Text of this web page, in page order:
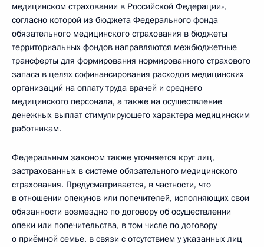
медицинском страховании в Российской Федерации»,
согласно которой из бюджета Федерального фонда
обязательного медицинского страхования в бюджеты
территориальных фондов направляются межбюджетные
трансферты для формирования нормированного страхового
запаса в целях софинансирования расходов медицинских
организаций на оплату труда врачей и среднего
медицинского персонала, а также на осуществление
денежных выплат стимулирующего характера медицинским
работникам.
Федеральным законом также уточняется круг лиц,
застрахованных в системе обязательного медицинского
страхования. Предусматривается, в частности, что
в отношении опекунов или попечителей, исполняющих свои
обязанности возмездно по договору об осуществлении
опеки или попечительства, в том числе по договору
о приёмной семье, в связи с отсутствием у указанных лиц